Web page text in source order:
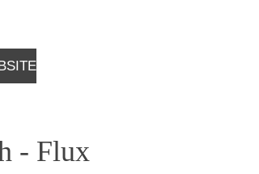
- Flux